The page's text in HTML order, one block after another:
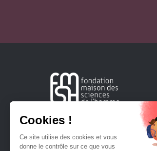
Créée en 1963, la Fondation Maison
soutient la recherche et la diffusion
sciences humaines et sociales.